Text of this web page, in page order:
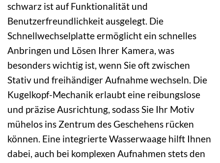
schwarz ist auf Funktionalität und
Benutzerfreundlichkeit ausgelegt. Die
Schnellwechselplatte ermöglicht ein schnelles
Anbringen und Lösen Ihrer Kamera, was
besonders wichtig ist, wenn Sie oft zwischen
Stativ und freihändiger Aufnahme wechseln. Die
Kugelkopf-Mechanik erlaubt eine reibungslose
und präzise Ausrichtung, sodass Sie Ihr Motiv
mühelos ins Zentrum des Geschehens rücken
können. Eine integrierte Wasserwaage hilft Ihnen
dabei, auch bei komplexen Aufnahmen stets den